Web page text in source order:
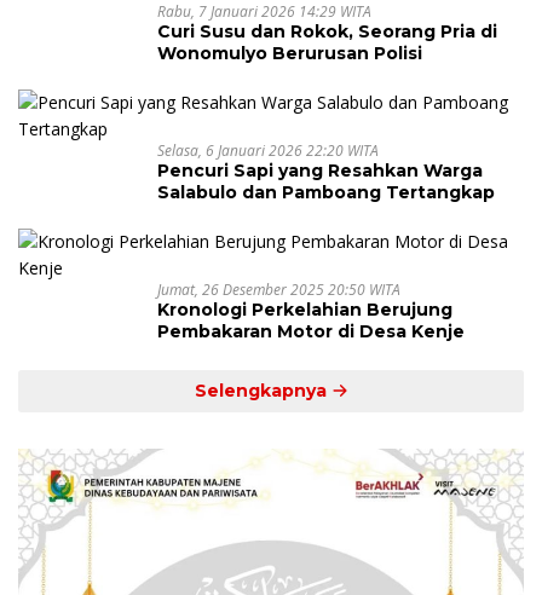
Rabu, 7 Januari 2026 14:29 WITA
Curi Susu dan Rokok, Seorang Pria di
Wonomulyo Berurusan Polisi
Selasa, 6 Januari 2026 22:20 WITA
Pencuri Sapi yang Resahkan Warga
Salabulo dan Pamboang Tertangkap
Jumat, 26 Desember 2025 20:50 WITA
Kronologi Perkelahian Berujung
Pembakaran Motor di Desa Kenje
Selengkapnya